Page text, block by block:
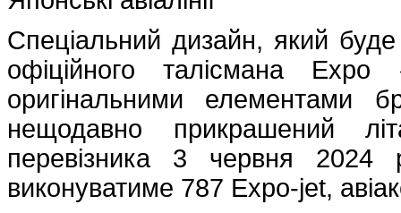
Спеціальний дизайн, який
офіційного талісмана
оригінальними елементами
нещодавно прикрашений
перевізника 3 червня 2024
виконуватиме 787 Expo-jet,